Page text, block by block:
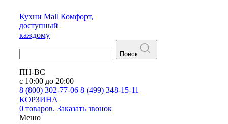
Кухни Mall Комфорт,
доступный
каждому
Поиск
ПН-ВС
с 10:00 до 20:00
8 (800) 302-77-06 8 (499) 348-15-11
КОРЗИНА
0 товаров. Заказать звонок
Меню